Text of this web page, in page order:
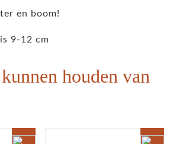
en boom!
9-12 cm
houden van